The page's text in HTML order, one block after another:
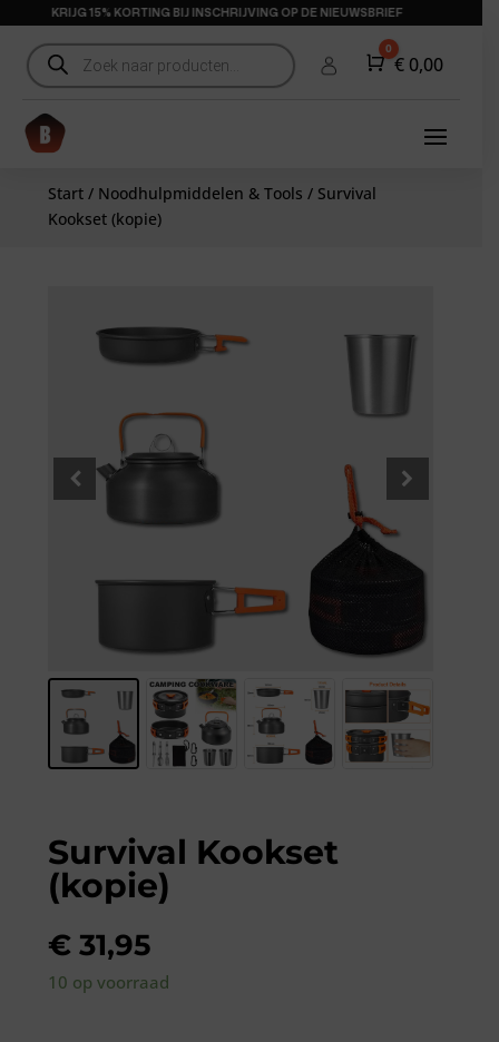
KRIJG 15% KORTING BIJ INSCHRIJVING OP DE NIEUWSBRIEF
Producten
zoeken Winkelwagen
0
€ 0,00
Start / Noodhulpmiddelen & Tools / Survival
Kookset (kopie)
Survival Kookset
(kopie)
€ 31,95
10 op voorraad